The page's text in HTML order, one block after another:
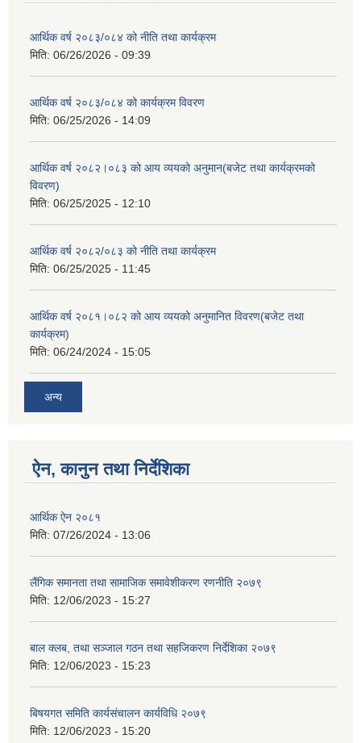
आर्थिक वर्ष २०८३/०८४ को नीति तथा कार्यक्रम
मिति: 06/26/2026 - 09:39
आर्थिक वर्ष २०८३/०८४ को कार्यक्रम विवरण
मिति: 06/25/2026 - 14:09
आर्थिक वर्ष २०८२।०८३ को आय व्ययको अनुमान(बजेट तथा कार्यक्रमको
विवरण)
मिति: 06/25/2025 - 12:10
आर्थिक वर्ष २०८२/०८३ को नीति तथा कार्यक्रम
मिति: 06/25/2025 - 11:45
आर्थिक वर्ष २०८१।०८२ को आय व्ययको अनुमानित विवरण(बजेट तथा
कार्यक्रम)
मिति: 06/24/2024 - 15:05
अन्य
ऐन, कानुन तथा निर्देशिका
आर्थिक ऐन २०८१
मिति: 07/26/2024 - 13:06
लैंगिक समानता तथा सामाजिक समावेशीकरण रणनीति २०७९
मिति: 12/06/2023 - 15:27
बाल क्लब, तथा सञ्जाल गठन तथा सहजिकरण निर्देशिका २०७९
मिति: 12/06/2023 - 15:23
बिषयगत समिति कार्यसंचालन कार्यविधि २०७९
मिति: 12/06/2023 - 15:20